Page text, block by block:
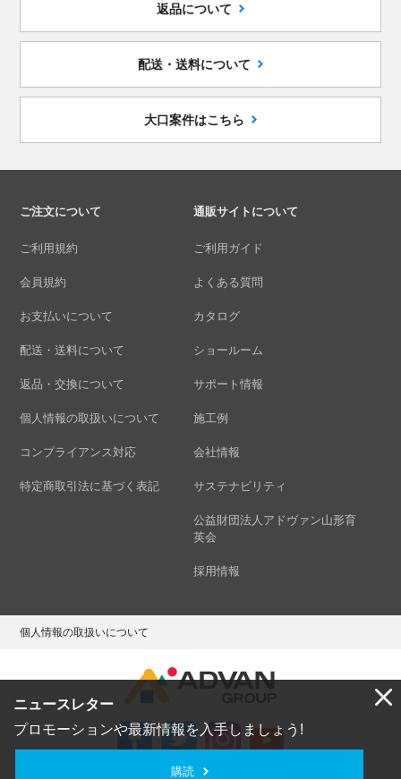
ニュースレター
プロモーションや最新情報を入手しましょう!
購読
返品について
配送・送料について
大口案件はこちら
ご注文について
ご利用規約
会員規約
お支払いについて
配送・送料について
返品・交換について
個人情報の取扱いについて
コンプライアンス対応
特定商取引法に基づく表記
通販サイトについて
ご利用ガイド
よくある質問
カタログ
ショールーム
サポート情報
施工例
会社情報
サステナビリティ
公益財団法人アドヴァン山形育
英会
採用情報
個人情報の取扱いについて